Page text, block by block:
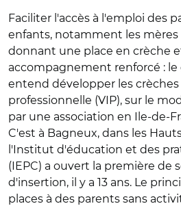
Faciliter l'accès à l'emploi des
enfants, notamment les mères
donnant une place en crèche
accompagnement renforcé :
entend développer les
professionnelle (VIP), sur le
par une association en Ile-de-
C'est à Bagneux, dans les
l'Institut d'éducation et des
(IEPC) a ouvert la première de
d'insertion, il y a 13 ans. Le
places à des parents sans